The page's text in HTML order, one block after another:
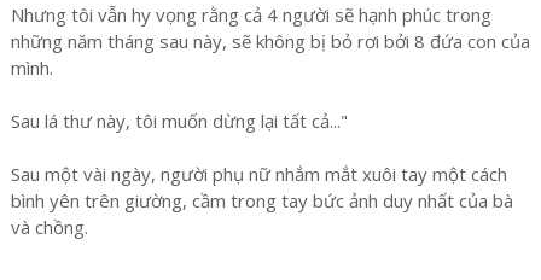
Nhưng tôi vẫn hy vọng rằng cả 4 người sẽ hạnh phúc trong
những năm tháng sau này, sẽ không bị bỏ rơi bởi 8 đứa con của
mình.
Sau lá thư này, tôi muốn dừng lại tất cả..."
Sau một vài ngày, người phụ nữ nhắm mắt xuôi tay một cách
bình yên trên giường, cầm trong tay bức ảnh duy nhất của bà
và chồng.